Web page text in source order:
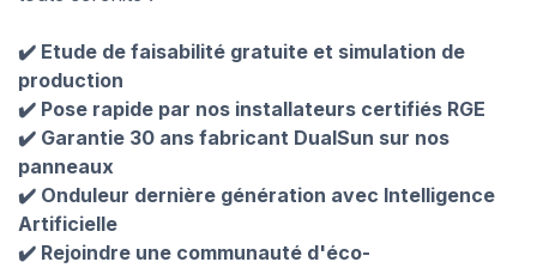
✔️ Etude de faisabilité gratuite et simulation de
production
✔️ Pose rapide par nos installateurs certifiés RGE
✔️ Garantie 30 ans fabricant DualSun sur nos
panneaux
✔️ Onduleur dernière génération avec Intelligence
Artificielle
✔️ Rejoindre une communauté d'éco-